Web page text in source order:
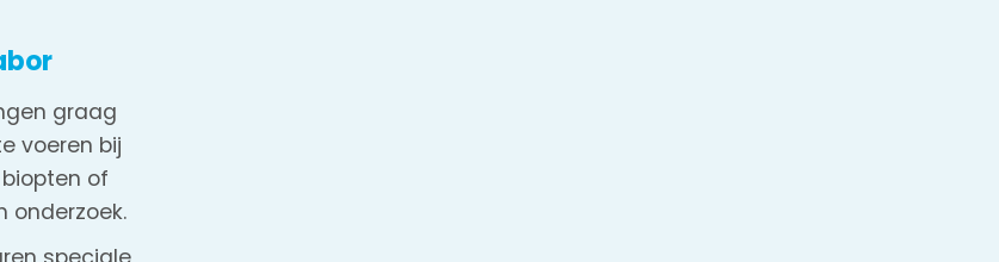
graag
voeren bij
of
onderzoek.